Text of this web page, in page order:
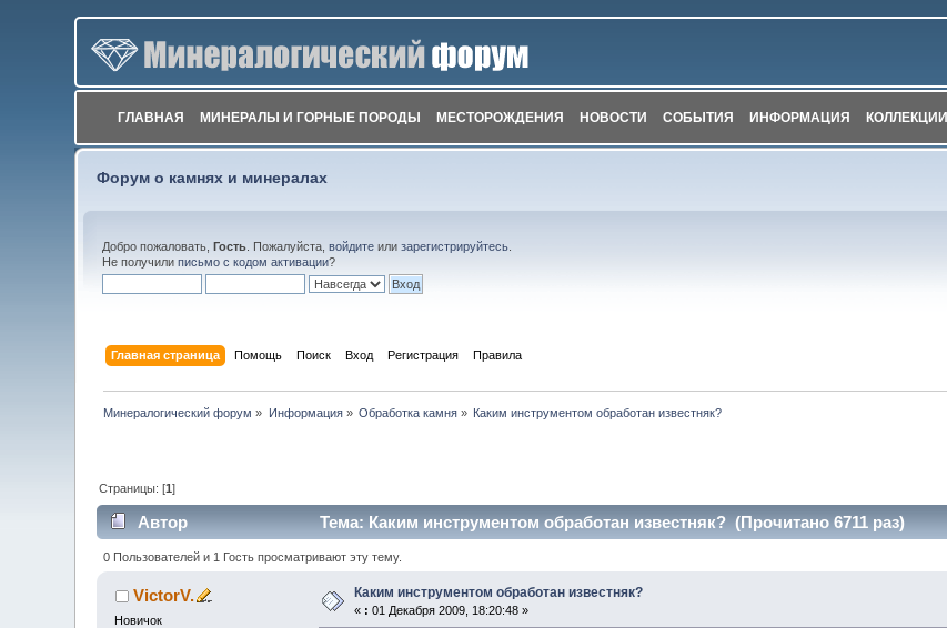
ГЛАВНАЯ МИНЕРАЛЫ И ГОРНЫЕ ПОРОДЫ МЕСТОРОЖДЕНИЯ НОВОСТИ СОБЫТИЯ ИНФОРМАЦИЯ КОЛЛЕКЦИИ
Форум о камнях и минералах
Добро пожаловать,Гость . Пожалуйста,войдите илизарегистрируйтесь
Не получилиписьмо с кодом активации?
Главная страница Помощь Поиск Вход Регистрация Правила
Минералогический форум » Информация» Обработка камня » Каким инструментом обработан известняк?
Страницы: [1]
Автор Тема: Каким инструментом обработан известняк? (Прочитано 6711 раз)
0 Пользователей и 1 Гость просматривают эту тему.
VictorV.
Новичок
Каким инструментом обработан известняк?
« : 01 Декабря 2009, 18:20:48 »